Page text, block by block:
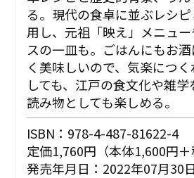
る。現代の食卓に並ぶレシ
用し、元祖「映え」メニュ
スの一皿も。ごはんにもお
く美味しいので、気楽につ
しても、江戸の食文化や雑
読み物としても楽しめる。
ISBN：978-4-487-81622-4
定価1,760円（本体1,600円＋
発売年月日：2022年07月30日